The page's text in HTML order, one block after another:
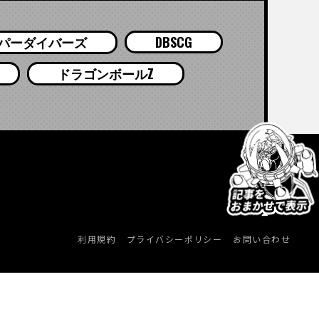
ーダイバーズ
DBSCG
ドラゴンボールZ
利用規約 プライバシーポリシー お問い合わせ